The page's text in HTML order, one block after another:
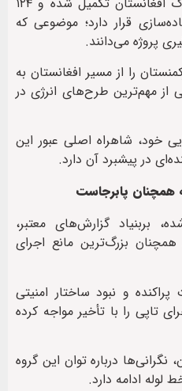
قرار دارد؛ موضوعی که
پروژه می‌دانند.
را از مسیر افغانستان به
از مهم‌ترین طرح‌های انرژی در
خود، شاهراه اصلی عبور این
در پیشبرد آن دارد.
همچنان پابرجاست
بربنیاد گزارش‌های معتبر،
همچنان بزرگ‌ترین مانع اجرای
و نبود ساختار امنیتی
تاپی را با تأخیر مواجه کرده
درباره توان این گروه
لوله ادامه دارد.